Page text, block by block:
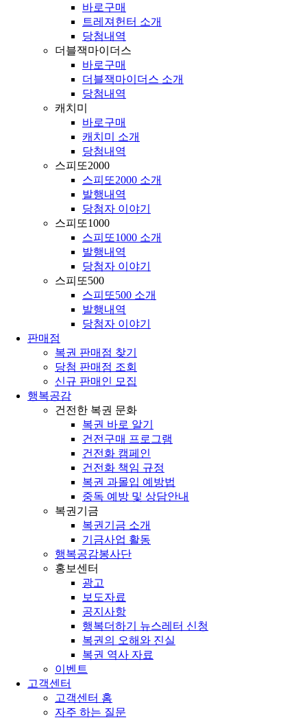
바로구매
트레져헌터 소개
당첨내역
더블잭마이더스
바로구매
더블잭마이더스 소개
당첨내역
캐치미
바로구매
캐치미 소개
당첨내역
스피또2000
스피또2000 소개
발행내역
당첨자 이야기
스피또1000
스피또1000 소개
발행내역
당첨자 이야기
스피또500
스피또500 소개
발행내역
당첨자 이야기
판매점
복권 판매점 찾기
당첨 판매점 조회
신규 판매인 모집
행복공감
건전한 복권 문화
복권 바로 알기
건전구매 프로그램
건전화 캠페인
건전화 책임 규정
복권 과몰입 예방법
중독 예방 및 상담안내
복권기금
복권기금 소개
기금사업 활동
행복공감봉사단
홍보센터
광고
보도자료
공지사항
행복더하기 뉴스레터 신청
복권의 오해와 진실
복권 역사 자료
이벤트
고객센터
고객센터 홈
자주 하는 질문